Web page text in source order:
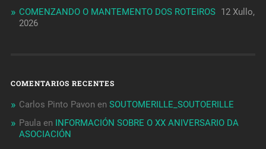
COMENZANDO O MANTEMENTO DOS ROTEIROS 12 Xullo,
2026
COMENTARIOS RECENTES
Carlos Pinto Pavon en SOUTOMERILLE_SOUTOERILLE
Paula en
INFORMACIÓN SOBRE O XX ANIVERSARIO DA
ASOCIACIÓN